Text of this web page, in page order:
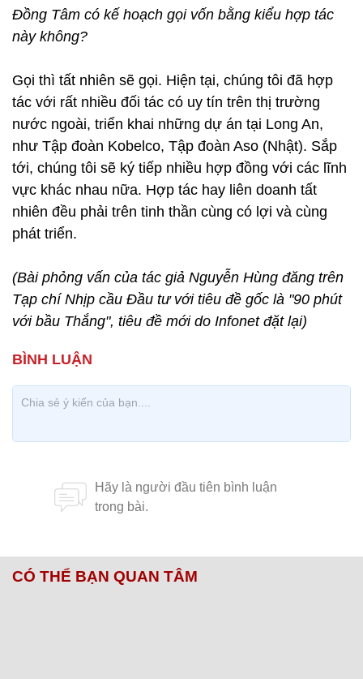
Đồng Tâm có kế hoạch gọi vốn bằng kiểu hợp tác
này không?
Gọi thì tất nhiên sẽ gọi. Hiện tại, chúng tôi đã hợp
tác với rất nhiều đối tác có uy tín trên thị trường
nước ngoài, triển khai những dự án tại Long An,
như Tập đoàn Kobelco, Tập đoàn Aso (Nhật). Sắp
tới, chúng tôi sẽ ký tiếp nhiều hợp đồng với các lĩnh
vực khác nhau nữa. Hợp tác hay liên doanh tất
nhiên đều phải trên tinh thần cùng có lợi và cùng
phát triển.
(Bài phỏng vấn của tác giả Nguyễn Hùng đăng trên
Tạp chí Nhịp cầu Đầu tư với tiêu đề gốc là "90 phút
với bầu Thắng", tiêu đề mới do Infonet đặt lại)
CÓ THỂ BẠN QUAN TÂM